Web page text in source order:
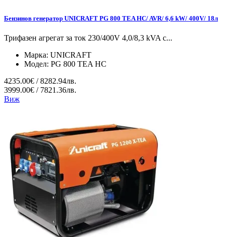
Бензинов генератор UNICRAFT PG 800 TEA HC/ AVR/ 6,6 kW/ 400V/ 18л
Трифазен агрегат за ток 230/400V 4,0/8,3 kVA с...
Марка: UNICRAFT
Модел: PG 800 TEA HC
4235.00€ / 8282.94лв.
3999.00€ / 7821.36лв.
Виж